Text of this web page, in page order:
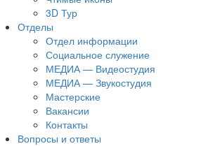
3D Тур
Отделы
Отдел информации
Социальное служение
МЕДИА — Видеостудия
МЕДИА — Звукостудия
Мастерские
Вакансии
Контакты
Вопросы и ответы